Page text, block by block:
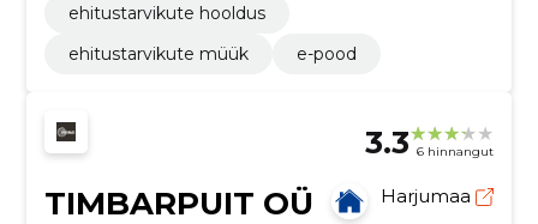
ehitustarvikute hooldus
ehitustarvikute müük
e-pood
3.3 6 hinnangut
TIMBARPUIT OÜ Harjumaa